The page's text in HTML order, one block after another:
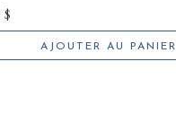
$
AJOUTER AU PANIER